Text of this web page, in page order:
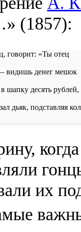
(1857):
говорит: «Ты отец
видишь денег мешок
шапку десять рублей,
дьяк, подставляя
их